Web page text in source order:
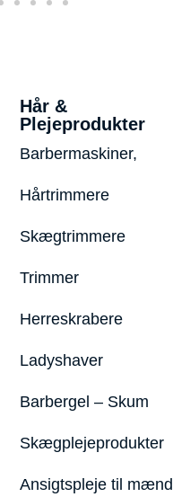
Hår &
Plejeprodukter
Barbermaskiner,
Hårtrimmere
Skægtrimmere
Trimmer
Herreskrabere
Ladyshaver
Barbergel – Skum
Skægplejeprodukter
Ansigtspleje til mænd